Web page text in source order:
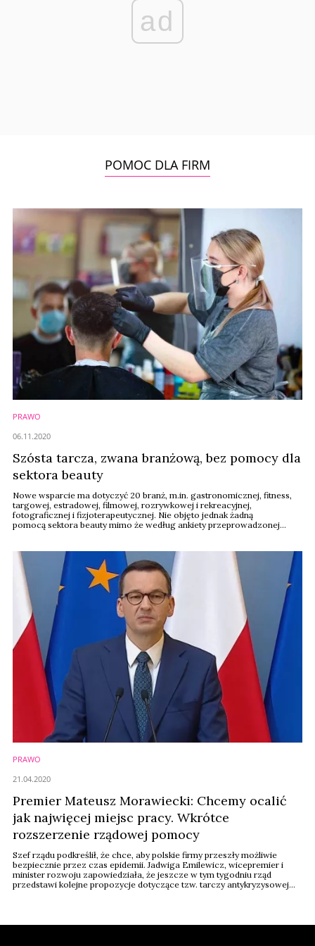
ad
POMOC DLA FIRM
PRAWO
Szósta tarcza, zwana branżową, bez pomocy dla
sektora beauty
Nowe wsparcie ma dotyczyć 20 branż, m.in. gastronomicznej, fitness,
targowej, estradowej, filmowej, rozrywkowej i rekreacyjnej,
fotograficznej i fizjoterapeutycznej. Nie objęto jednak żadną
pomocą sektora beauty mimo że według ankiety przeprowadzonej
06.11.2020
PRAWO
Premier Mateusz Morawiecki: Chcemy ocalić
jak najwięcej miejsc pracy. Wkrótce
rozszerzenie rządowej pomocy
Szef rządu podkreślił, że chce, aby polskie firmy przeszły możliwie
bezpiecznie przez czas epidemii. Jadwiga Emilewicz, wicepremier i
minister rozwoju zapowiedziała, że jeszcze w tym tygodniu rząd
przedstawi kolejne propozycje dotyczące tzw. tarczy antykryzysowej
21.04.2020